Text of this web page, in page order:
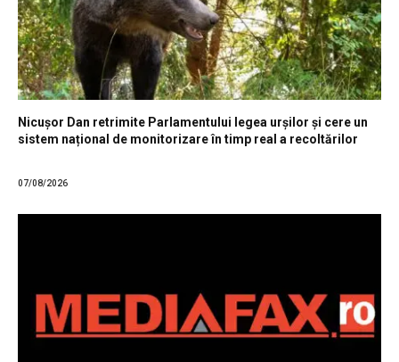
Nicușor Dan retrimite Parlamentului legea urșilor și cere un
sistem național de monitorizare în timp real a recoltărilor
07/08/2026